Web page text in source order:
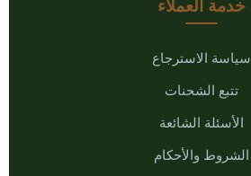
خدمة العملاء
سياسة الاسترجاع
تتبع الشحنات
الأسئلة الشائعة
الشروط والأحكام